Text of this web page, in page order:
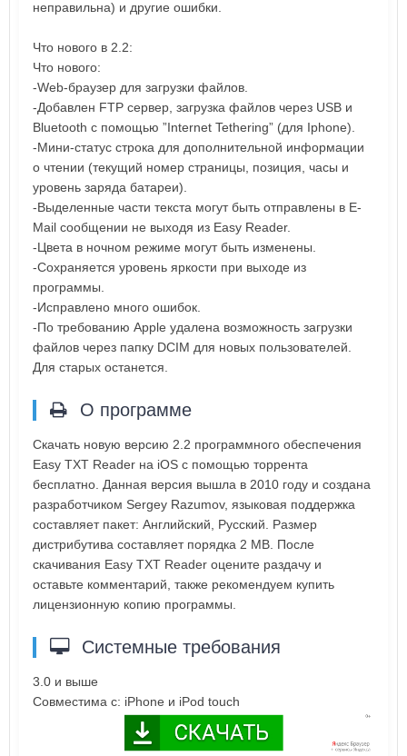
неправильна) и другие ошибки.
Что нового в 2.2:
Что нового:
-Web-браузер для загрузки файлов.
-Добавлен FTP сервер, загрузка файлов через USB и
Bluetooth с помощью ”Internet Tethering” (для Iphone).
-Мини-статус строка для дополнительной информации
о чтении (текущий номер страницы, позиция, часы и
уровень заряда батареи).
-Выделенные части текста могут быть отправлены в E-
Mail сообщении не выходя из Easy Reader.
-Цвета в ночном режиме могут быть изменены.
-Сохраняется уровень яркости при выходе из
программы.
-Исправлено много ошибок.
-По требованию Apple удалена возможность загрузки
файлов через папку DCIM для новых пользователей.
Для старых останется.
О программе
Скачать новую версию 2.2 программного обеспечения
Easy TXT Reader на iOS с помощью торрента
бесплатно. Данная версия вышла в 2010 году и создана
разработчиком Sergey Razumov, языковая поддержка
составляет пакет: Английский, Русский. Размер
дистрибутива составляет порядка 2 MB. После
скачивания Easy TXT Reader оцените раздачу и
оставьте комментарий, также рекомендуем купить
лицензионную копию программы.
Системные требования
3.0 и выше
Совместима с: iPhone и iPod touch